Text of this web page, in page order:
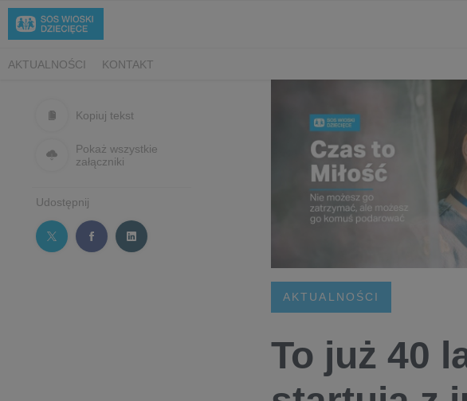
AKTUALNOŚCI KONTAKT
Kopiuj tekst
Pokaż wszystkie
załączniki
Udostępnij
AKTUALNOŚCI
To już 40